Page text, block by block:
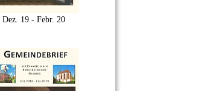
Dez. 19 - Febr. 20